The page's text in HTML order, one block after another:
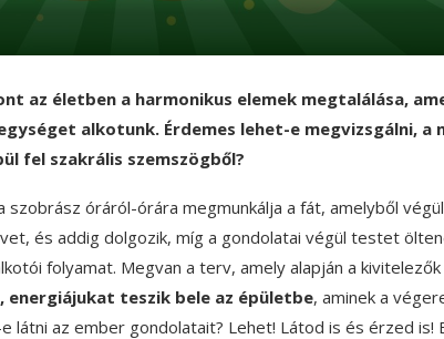
az életben a harmonikus elemek megtalálása,
alkotunk. Érdemes lehet-e megvizsgálni, a
fel szakrális szemszögből?
szobrász óráról-órára megmunkálja a fát, amelyből
és addig dolgozik, míg a gondolatai végül testet
folyamat. Megvan a terv, amely alapján a kivitelezők
teszik bele az épületbe, aminek a
látni az ember gondolatait? Lehet! Látod is és érzed is!